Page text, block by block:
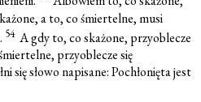
a to, co śmiertelne, musi
54 A gdy to, co skażone, przyoblecze
przyoblecze się
się słowo napisane: Pochłonięta jest